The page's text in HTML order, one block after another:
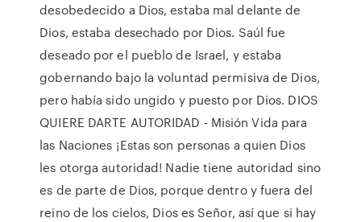
desobedecido a Dios, estaba mal delante de
Dios, estaba desechado por Dios. Saúl fue
deseado por el pueblo de Israel, y estaba
gobernando bajo la voluntad permisiva de Dios,
pero había sido ungido y puesto por Dios. DIOS
QUIERE DARTE AUTORIDAD - Misión Vida para
las Naciones ¡Estas son personas a quien Dios
les otorga autoridad! Nadie tiene autoridad sino
es de parte de Dios, porque dentro y fuera del
reino de los cielos, Dios es Señor, así que si hay